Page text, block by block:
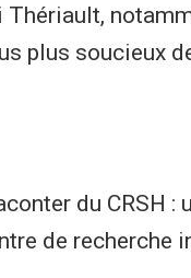
plus soucieux
du CRSH :
de recherche